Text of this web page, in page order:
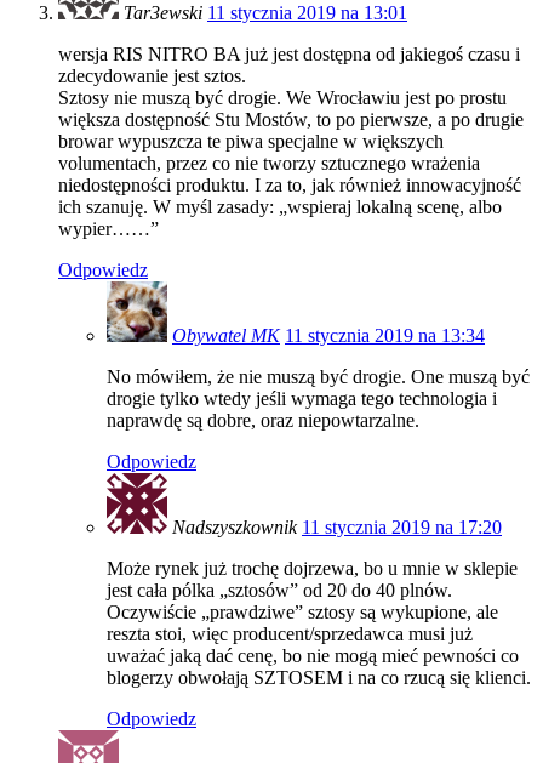
Tar3ewski 11 stycznia 2019 na 13:01
wersja RIS NITRO BA już jest dostępna od jakiegoś czasu i
zdecydowanie jest sztos.
Sztosy nie muszą być drogie. We Wrocławiu jest po prostu
większa dostępność Stu Mostów, to po pierwsze, a po drugie
browar wypuszcza te piwa specjalne w większych
volumentach, przez co nie tworzy sztucznego wrażenia
niedostępności produktu. I za to, jak również innowacyjność
ich szanuję. W myśl zasady: „wspieraj lokalną scenę, albo
wypier……”
Odpowiedz
Obywatel MK 11 stycznia 2019 na 13:34
No mówiłem, że nie muszą być drogie. One muszą być
drogie tylko wtedy jeśli wymaga tego technologia i
naprawdę są dobre, oraz niepowtarzalne.
Odpowiedz
Nadszyszkownik 11 stycznia 2019 na 17:20
Może rynek już trochę dojrzewa, bo u mnie w sklepie
jest cała pólka „sztosów” od 20 do 40 plnów.
Oczywiście „prawdziwe” sztosy są wykupione, ale
reszta stoi, więc producent/sprzedawca musi już
uważać jaką dać cenę, bo nie mogą mieć pewności co
blogerzy obwołają SZTOSEM i na co rzucą się klienci.
Odpowiedz